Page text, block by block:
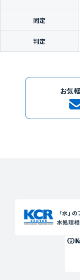
同定
判定
お気